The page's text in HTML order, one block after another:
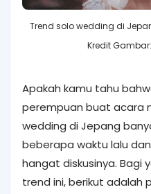
Trend solo wedding di
Kredit Gambar:
Apakah kamu tahu
perempuan buat acara
wedding di Jepang
beberapa waktu lalu
hangat diskusinya. Bagi
trend ini, berikut adalah